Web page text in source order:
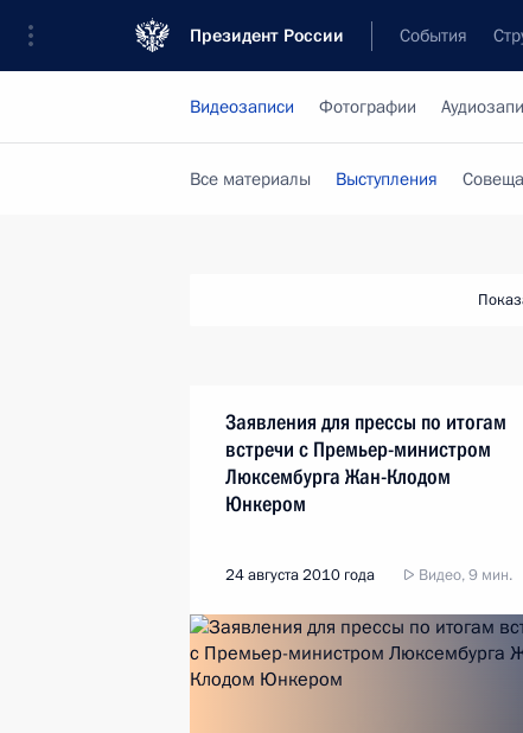
Президент России События
Видеозаписи Фотографии
Все материалы Выступления
Заявления для прессы по итогам
встречи с Премьер-министром
Люксембурга Жан-Клодом
Юнкером
24 августа 2010 года Видео, 9 мин.